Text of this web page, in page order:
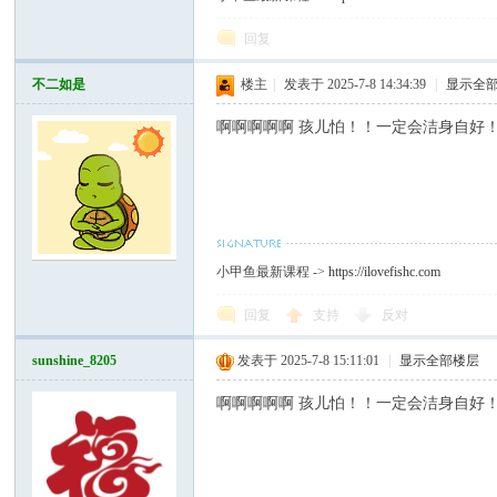
回复
不二如是 楼主 发表于 2025-7-8 14:34:39 显示全
啊啊啊啊啊 孩儿怕！！一定会洁身自好！
小甲鱼最新课程 ->https://ilovefishc.com
回复 支持 反对
sunshine_8205 发表于 2025-7-8 15:11:01 显示全部楼层
啊啊啊啊啊 孩儿怕！！一定会洁身自好！